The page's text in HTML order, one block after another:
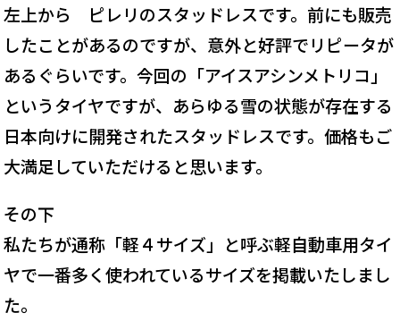
左上から ピレリのスタッドレスです。前にも販売
したことがあるのですが、意外と好評でリピータが
あるぐらいです。今回の「アイスアシンメトリコ」
というタイヤですが、あらゆる雪の状態が存在する
日本向けに開発されたスタッドレスです。価格もご
大満足していただけると思います。
その下
私たちが通称「軽４サイズ」と呼ぶ軽自動車用タイ
ヤで一番多く使われているサイズを掲載いたしまし
た。